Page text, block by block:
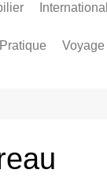
International
Voyage